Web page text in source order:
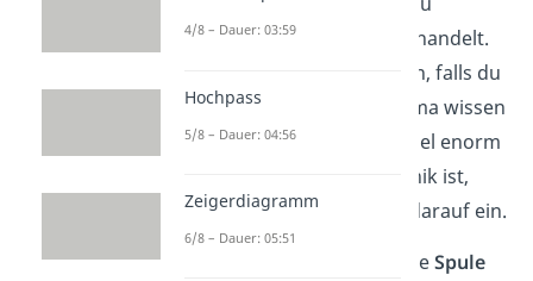
Induktivität und Spule
behandelt.
Schaue es dir unbedingt an, falls du
genaueres zu diesem Thema wissen
möchtest. Da dieses Beispiel enorm
wichtig in der Elektrotechnik ist,
gehen wir auch hier kurz darauf ein.
Als erstes sehen wir uns dieSpule
4/8 – Dauer: 03:59
Hochpass
5/8 – Dauer: 04:56
Zeigerdiagramm
6/8 – Dauer: 05:51